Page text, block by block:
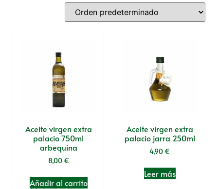
Aceite virgen extra
palacio 750ml
arbequina
8,00 €
Añadir al carrito
Aceite virgen extra
palacio jarra 250ml
4,90 €
Leer más